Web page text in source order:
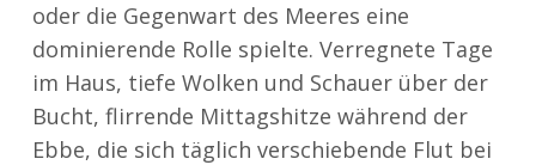
oder die Gegenwart des Meeres eine
dominierende Rolle spielte. Verregnete Tage
im Haus, tiefe Wolken und Schauer über der
Bucht, flirrende Mittagshitze während der
Ebbe, die sich täglich verschiebende Flut bei